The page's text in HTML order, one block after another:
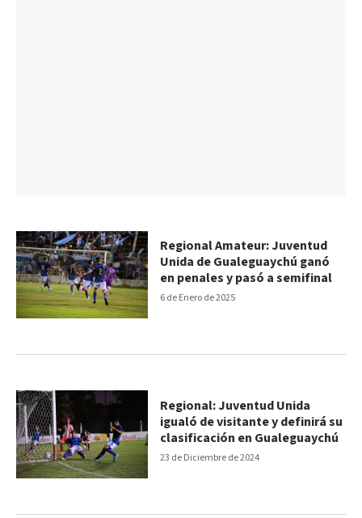
6 de Enero de 2025
Regional Amateur: Juventud
Unida de Gualeguaychú ganó
en penales y pasó a semifinal
23 de Diciembre de 2024
Regional: Juventud Unida
igualó de visitante y definirá su
clasificación en Gualeguaychú